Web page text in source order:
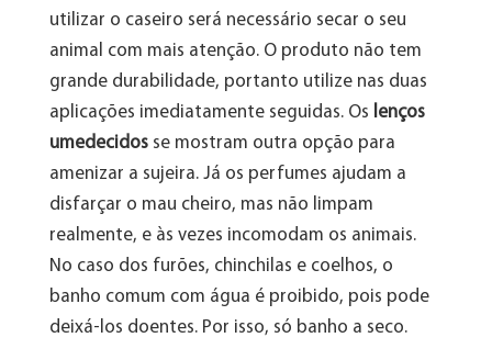
utilizar o caseiro será necessário secar o seu
animal com mais atenção. O produto não tem
grande durabilidade, portanto utilize nas duas
aplicações imediatamente seguidas. Os lenços
umedecidosse mostram outra opção para
amenizar a sujeira. Já os perfumes ajudam a
disfarçar o mau cheiro, mas não limpam
realmente, e às vezes incomodam os animais.
No caso dos furões, chinchilas e coelhos, o
banho comum com água é proibido, pois pode
deixá-los doentes. Por isso, só banho a seco.